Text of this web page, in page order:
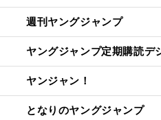
週刊ヤングジャンプ
ヤングジャンプ定期購読デ
ヤンジャン！
となりのヤングジャンプ